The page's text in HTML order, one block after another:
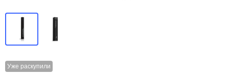
Уже раскупили